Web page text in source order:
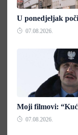
U ponedjeljak
07.08.2026.
Moji filmovi:
07.08.2026.